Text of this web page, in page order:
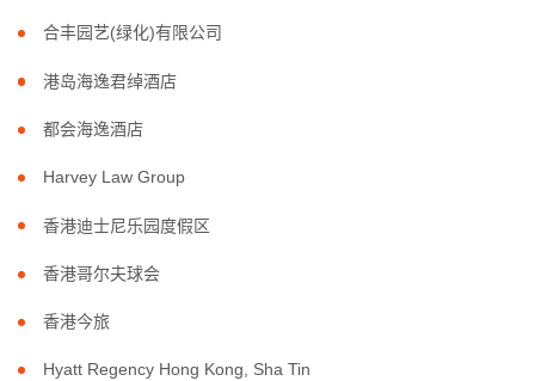
合丰园艺(绿化)有限公司
港岛海逸君绰酒店
都会海逸酒店
Harvey Law Group
香港迪士尼乐园度假区
香港哥尔夫球会
香港今旅
Hyatt Regency Hong Kong, Sha Tin